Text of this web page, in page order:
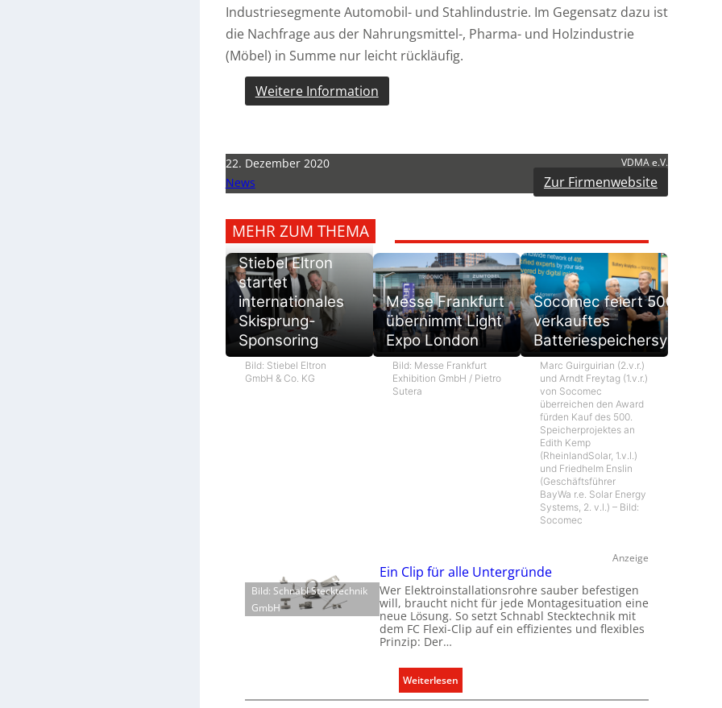
Industriesegmente Automobil- und Stahlindustrie. Im Gegensatz dazu ist
die Nachfrage aus der Nahrungsmittel-, Pharma- und Holzindustrie
(Möbel) in Summe nur leicht rückläufig.
Weitere Information
22. Dezember 2020
News
VDMA e.V.
Zur Firmenwebsite
MEHR ZUM THEMA
Stiebel Eltron
startet
internationales
Skisprung-
Sponsoring
Bild: Stiebel Eltron
GmbH & Co. KG
Messe Frankfurt
übernimmt Light
Expo London
Bild: Messe Frankfurt
Exhibition GmbH / Pietro
Sutera
Socomec feiert 500.
verkauftes
Batteriespeichersystem
Marc Guirguirian (2.v.r.)
und Arndt Freytag (1.v.r.)
von Socomec
überreichen den Award
fürden Kauf des 500.
Speicherprojektes an
Edith Kemp
(RheinlandSolar, 1.v.l.)
und Friedhelm Enslin
(Geschäftsführer
BayWa r.e. Solar Energy
Systems, 2. v.l.) – Bild:
Socomec
Anzeige
Bild: Schnabl Stecktechnik
GmbH
Ein Clip für alle Untergründe
Wer Elektroinstallationsrohre sauber befestigen
will, braucht nicht für jede Montagesituation eine
neue Lösung. So setzt Schnabl Stecktechnik mit
dem FC Flexi-Clip auf ein effizientes und flexibles
Prinzip: Der…
Weiterlesen:
E